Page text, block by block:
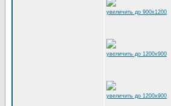
увеличить до 900x1200
увеличить до 1200x900
увеличить до 1200x900